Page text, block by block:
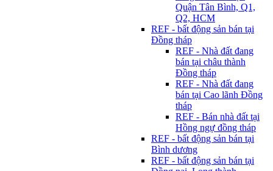
Quận Tân Bình, Q1,
Q2, HCM
REF - bất động sản bán tại
Đồng tháp
REF - Nhà đất đang
bán tại châu thành
Đồng tháp
REF - Nhà đất đang
bán tại Cao lãnh Đồng
tháp
REF - Bán nhà đất tại
Hồng ngự đồng tháp
REF - bất động sản bán tại
Bình dương
REF - bất động sản bán tại